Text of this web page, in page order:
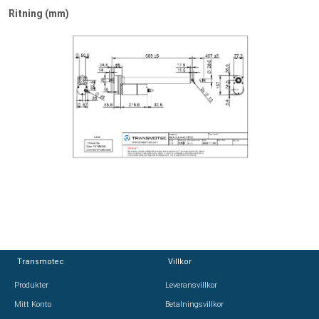
Ritning (mm)
Transmotec
Produkter
Mitt Konto
Villkor
Leveransvillkor
Betalningsvillkor
Transmotec
Produkter
Mitt Konto
Villkor
Leveransvillkor
Betalningsvillkor